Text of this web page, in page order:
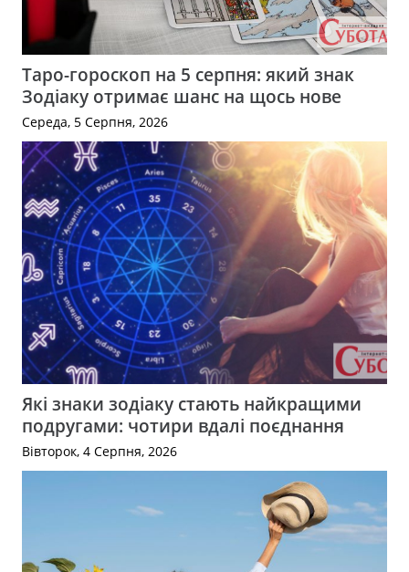
Таро-гороскоп на 5 серпня: який знак
Зодіаку отримає шанс на щось нове
Середа, 5 Серпня, 2026
Які знаки зодіаку стають найкращими
подругами: чотири вдалі поєднання
Вівторок, 4 Серпня, 2026